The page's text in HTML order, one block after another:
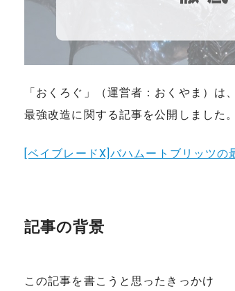
「おくろぐ」（運営者：おくやま）
最強改造に関する記事を公開しました。
[ベイブレードX]バハムートブリッツの
記事の背景
この記事を書こうと思ったきっかけ